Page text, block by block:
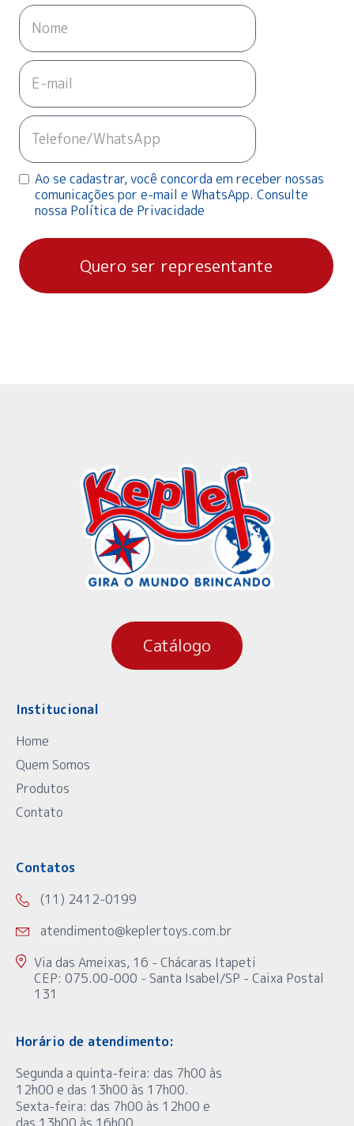
Ao se cadastrar, você concorda em receber nossas
comunicações por e-mail e WhatsApp. Consulte
nossa Política de Privacidade
Catálogo
Institucional
Home
Quem Somos
Produtos
Contato
Contatos
(11) 2412-0199
atendimento@keplertoys.com.br
Via das Ameixas, 16 - Chácaras Itapeti
CEP: 075.00-000 - Santa Isabel/SP - Caixa Postal
131
Horário de atendimento:
Segunda a quinta-feira: das 7h00 às
12h00 e das 13h00 às 17h00.
Sexta-feira: das 7h00 às 12h00 e